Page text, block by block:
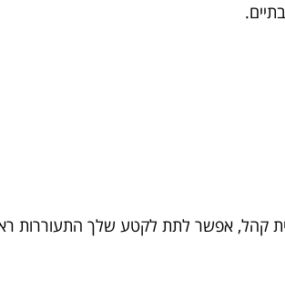
קהל, אפשר לתת לקטע שלך התעוררות